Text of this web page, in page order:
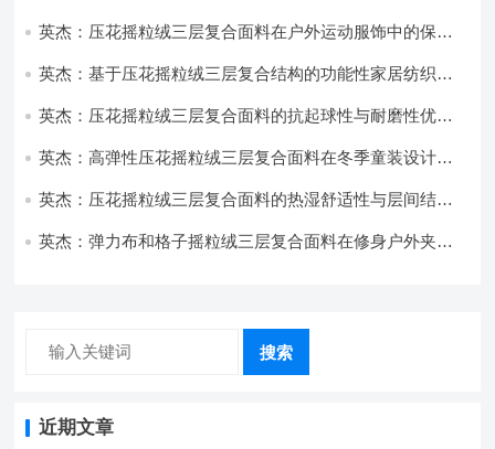
英杰：压花摇粒绒三层复合面料在户外运动服饰中的保暖
英杰：基于压花摇粒绒三层复合结构的功能性家居纺织品
英杰：压花摇粒绒三层复合面料的抗起球性与耐磨性优化
英杰：高弹性压花摇粒绒三层复合面料在冬季童装设计中
英杰：压花摇粒绒三层复合面料的热湿舒适性与层间结合
英杰：弹力布和格子摇粒绒三层复合面料在修身户外夹克
搜索
近期文章